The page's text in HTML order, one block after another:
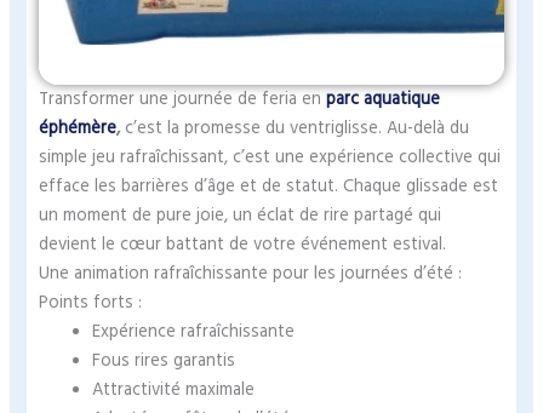
Transformer une journée de feria enparc aquatique
éphémère,c’est la promesse du ventriglisse. Au-delà du
simple jeu rafraîchissant, c’est une expérience collective qui
efface les barrières d’âge et de statut. Chaque glissade est
un moment de pure joie, un éclat de rire partagé qui
devient le cœur battant de votre événement estival.
Une animation rafraîchissante pour les journées d’été :
Points forts :
Expérience rafraîchissante
Fous rires garantis
Attractivité maximale